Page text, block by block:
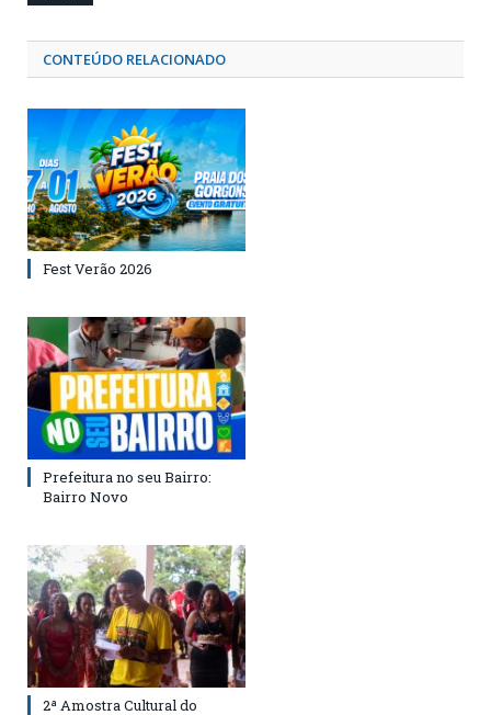
CONTEÚDO RELACIONADO
Fest Verão 2026
Prefeitura no seu Bairro:
Bairro Novo
2ª Amostra Cultural do